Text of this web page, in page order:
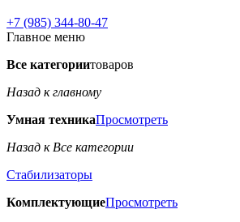
+7 (985) 344-80-47
Главное меню
Все категориитоваров
Назад к главному
Умная техникаПросмотреть
Назад к Все категории
Стабилизаторы
КомплектующиеПросмотреть